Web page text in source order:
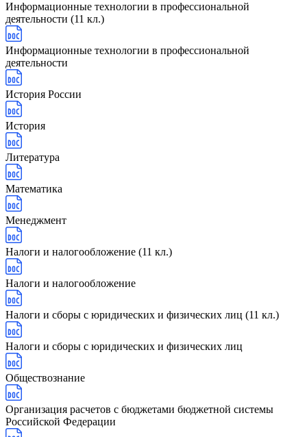
Информационные технологии в профессиональной
деятельности (11 кл.)
Информационные технологии в профессиональной
деятельности
История России
История
Литература
Математика
Менеджмент
Налоги и налогообложение (11 кл.)
Налоги и налогообложение
Налоги и сборы с юридических и физических лиц (11 кл.)
Налоги и сборы с юридических и физических лиц
Обществознание
Организация расчетов с бюджетами бюджетной системы
Российской Федерации